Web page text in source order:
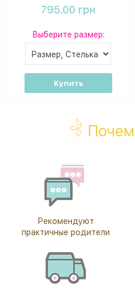
795.00 грн
Выберите размер:
Купить
Рекомендуют
практичные родители